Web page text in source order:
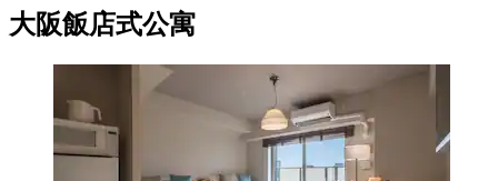
大阪飯店式公寓